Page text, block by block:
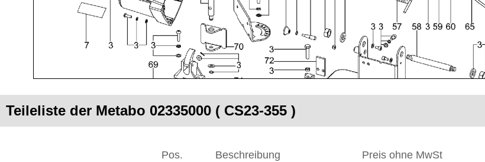
Teileliste der Metabo 02335000 ( CS23-355 )
Pos. Beschreibung Preis ohne MwSt